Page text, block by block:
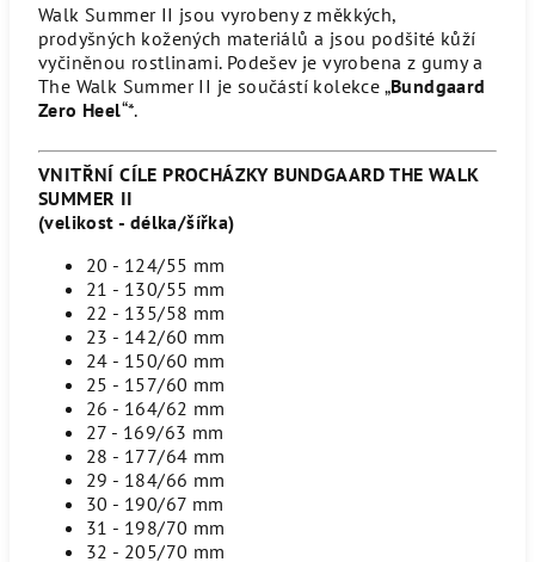
Walk Summer II jsou vyrobeny z měkkých,
prodyšných kožených materiálů a jsou podšité kůží
vyčiněnou rostlinami. Podešev je vyrobena z gumy a
The Walk Summer II je součástí kolekce „Bundgaard
Zero Heel“*.
VNITŘNÍ CÍLE PROCHÁZKY BUNDGAARD THE WALK
SUMMER II
(velikost - délka/šířka)
20 - 124/55 mm
21 - 130/55 mm
22 - 135/58 mm
23 - 142/60 mm
24 - 150/60 mm
25 - 157/60 mm
26 - 164/62 mm
27 - 169/63 mm
28 - 177/64 mm
29 - 184/66 mm
30 - 190/67 mm
31 - 198/70 mm
32 - 205/70 mm